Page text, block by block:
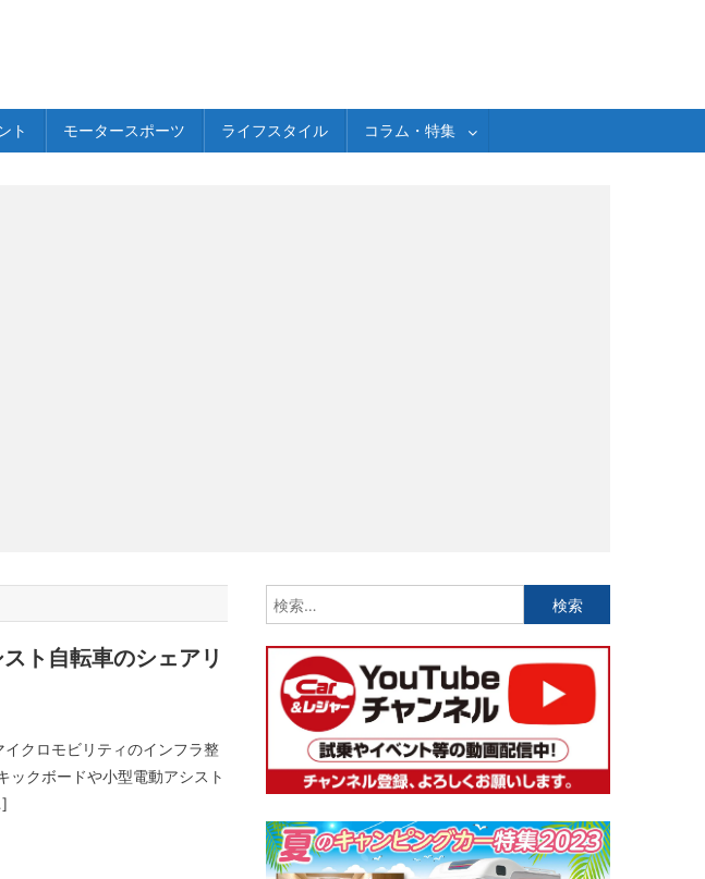
ト モータースポーツ ライフスタイル コラム・特集
ト自転車のシェアリ
クロモビリティのインフラ整
ックボードや小型電動アシスト
索: